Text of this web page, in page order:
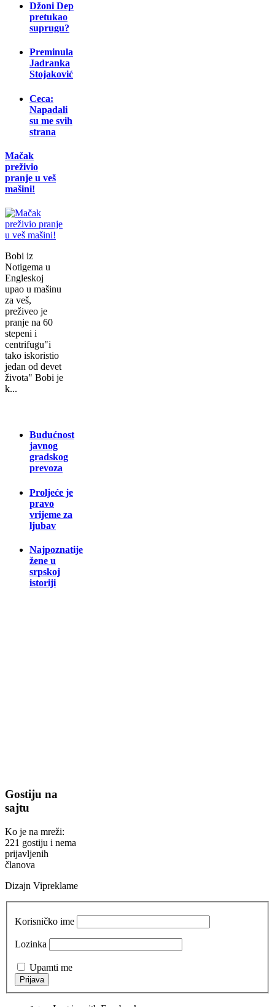
Džoni Dep
pretukao
suprugu?
Preminula
Jadranka
Stojaković
Ceca:
Napadali
su me svih
strana
Mačak
preživio
pranje u veš
mašini!
Bobi iz
Notigema u
Engleskoj
upao u mašinu
za veš,
preživeo je
pranje na 60
stepeni i
centrifugu"i
tako iskoristio
jedan od devet
života" Bobi je
k...
Budućnost
javnog
gradskog
prevoza
Proljeće je
pravo
vrijeme za
ljubav
Najpoznatije
žene u
srpskoj
istoriji
Gostiju na
sajtu
Ko je na mreži:
221 gostiju i nema
prijavljenih
članova
Dizajn Vipreklame
Korisničko ime
Lozinka
Upamti me